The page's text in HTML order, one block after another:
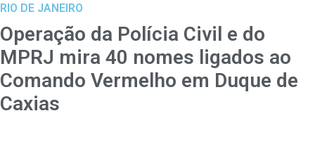
RIO DE JANEIRO
Operação da Polícia Civil e do
MPRJ mira 40 nomes ligados ao
Comando Vermelho em Duque de
Caxias